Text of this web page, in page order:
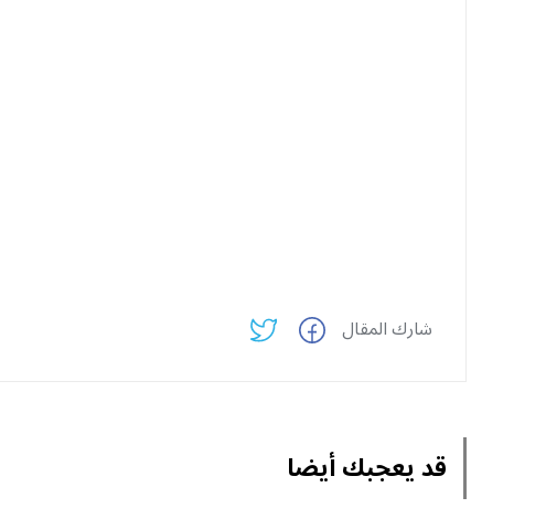
شارك المقال
قد يعجبك أيضا